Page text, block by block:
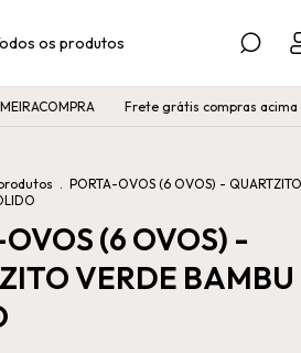
os produtos
Frete grátis compras acima de R$999
. PORTA-OVOS (6 OVOS) - QUARTZITO
(6 OVOS) -
VERDE BAMBU